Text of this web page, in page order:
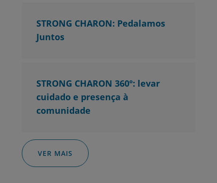
STRONG CHARON: Pedalamos
Juntos
STRONG CHARON 360º: levar
cuidado e presença à
comunidade
VER MAIS